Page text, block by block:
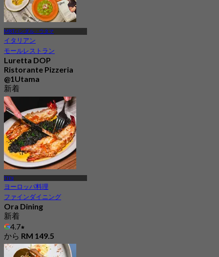
MRTバンダル・ウタマ
イタリアン
モールレストラン
Luretta DOP
Ristorante Pizzeria
@1Utama
新着
4.3
から
RM 76.33
TTDI
ヨーロッパ料理
ファインダイニング
Ora Dining
新着
4.7
から RM 149.5